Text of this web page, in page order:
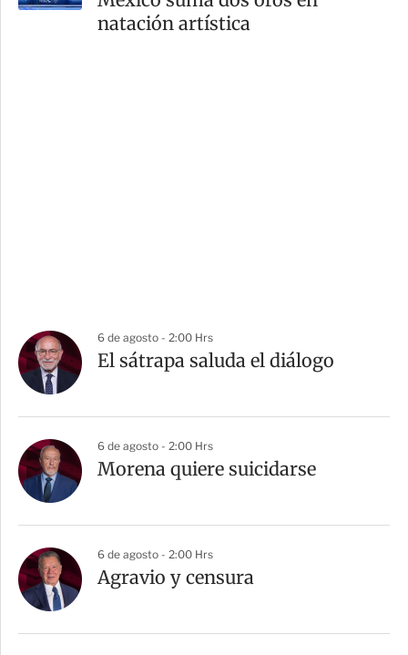
natación artística
6 de agosto - 2:00 Hrs
El sátrapa saluda el diálogo
6 de agosto - 2:00 Hrs
Morena quiere suicidarse
6 de agosto - 2:00 Hrs
Agravio y censura